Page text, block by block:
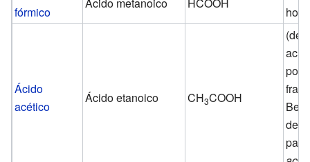
fórmico
Ácido
acético
Ácido etanoico CH3COOH
(del
por
de